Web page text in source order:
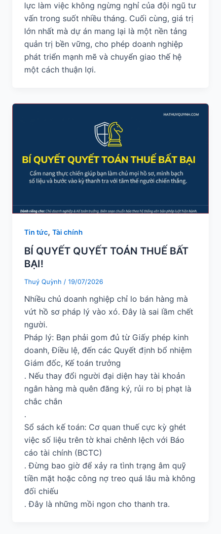
lực làm việc không ngừng nghỉ của đội ngũ tư
vấn trong suốt nhiều tháng. Cuối cùng, giá trị
lớn nhất mà dự án mang lại là một nền tảng
quản trị bền vững, cho phép doanh nghiệp
phát triển mạnh mẽ và chuyển giao thế hệ
một cách thuận lợi.
Tin tức, Tài chính
BÍ QUYẾT QUYẾT TOÁN THUẾ BẤT
BẠI!
Thuý Quỳnh / 19/07/2026
Nhiều chủ doanh nghiệp chỉ lo bán hàng mà
vứt hồ sơ pháp lý vào xó. Đây là sai lầm chết
người.
Pháp lý: Bạn phải gom đủ từ Giấy phép kinh
doanh, Điều lệ, đến các Quyết định bổ nhiệm
Giám đốc, Kế toán trưởng
. Nếu thay đổi người đại diện hay tài khoản
ngân hàng mà quên đăng ký, rủi ro bị phạt là
chắc chắn
.
Sổ sách kế toán: Cơ quan thuế cực kỳ ghét
việc số liệu trên tờ khai chênh lệch với Báo
cáo tài chính (BCTC)
. Đừng bao giờ để xảy ra tình trạng âm quỹ
tiền mặt hoặc công nợ treo quá lâu mà không
đối chiếu
. Đây là những mồi ngon cho thanh tra.